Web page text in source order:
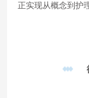
正实现从概念到护